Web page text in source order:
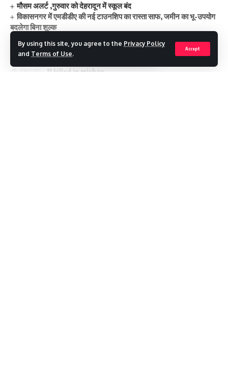
By using this site, you agree to the Privacy Policy
and Terms of Use.
Accept
मौसम अलर्ट ,गुरुवार को देहरादून में स्कूल बंद
विकासनगर में एमडीडीए की नई टाउनशिप का रास्ता साफ, जमीन का भू-उपयोग
बदलेगा बिना शुल्क
TAGGED: 11 killed in mishap